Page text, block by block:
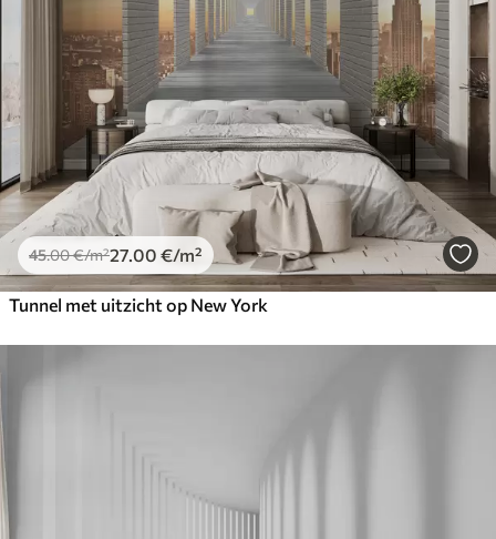
45.00€/m²27.00 €/m²
Tunnel met uitzicht op New York